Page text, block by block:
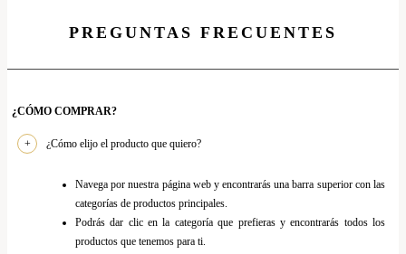
PREGUNTAS FRECUENTES
¿CÓMO COMPRAR?
¿Cómo elijo el producto que quiero?
Navega por nuestra página web y encontrarás una barra superior con las
categorías de productos principales.
Podrás dar clic en la categoría que prefieras y encontrarás todos los
productos que tenemos para ti.